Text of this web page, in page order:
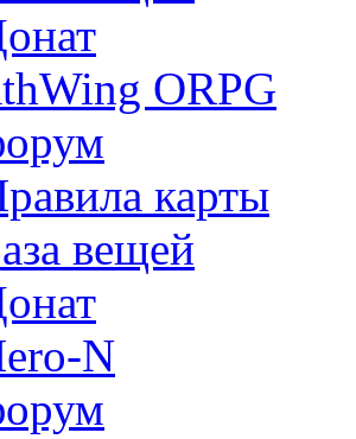
ORPG
карты
вещей
N